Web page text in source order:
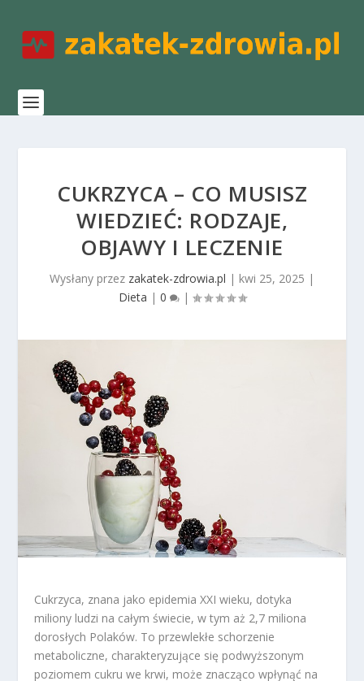
CUKRZYCA – CO MUSISZ
WIEDZIEĆ: RODZAJE,
OBJAWY I LECZENIE
Wysłany przez zakatek-zdrowia.pl | kwi 25, 2025 |
Dieta | 0 |
Cukrzyca, znana jako epidemia XXI wieku, dotyka
miliony ludzi na całym świecie, w tym aż 2,7 miliona
dorosłych Polaków. To przewlekłe schorzenie
metaboliczne, charakteryzujące się podwyższonym
poziomem cukru we krwi, może znacząco wpłynąć na